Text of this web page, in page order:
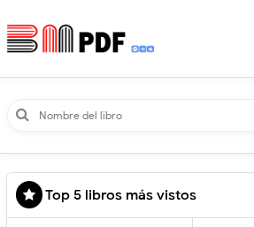
Top 5 libros más vistos